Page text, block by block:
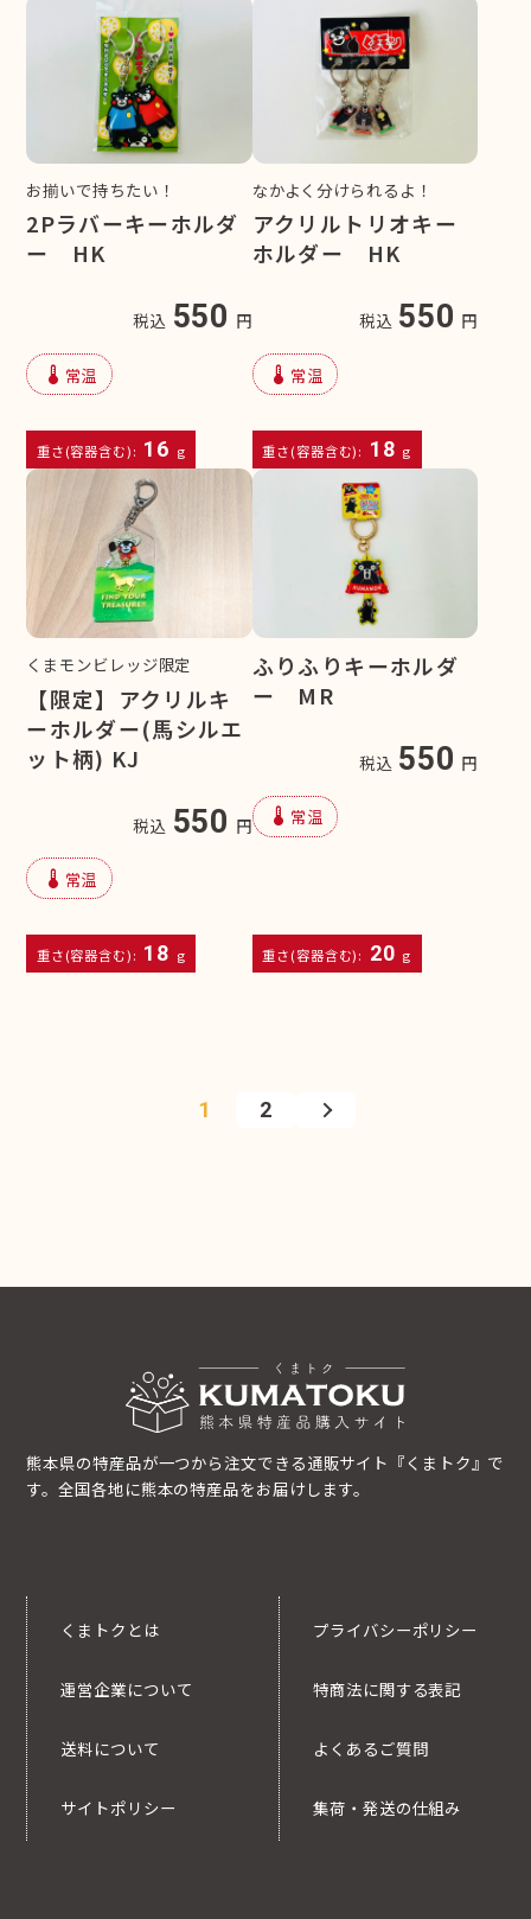
お揃いで持ちたい！
2Pラバーキーホルダ
ー HK
税込 550 円
device_thermostat 常温
重さ(容器含む): 16 g
なかよく分けられるよ！
アクリルトリオキー
ホルダー HK
税込 550 円
device_thermostat 常温
重さ(容器含む): 18 g
くまモンビレッジ限定
【限定】アクリルキ
ーホルダー(馬シルエ
ット柄) KJ
税込 550 円
device_thermostat 常温
重さ(容器含む): 18 g
ふりふりキーホルダ
ー MR
税込 550 円
device_thermostat 常温
重さ(容器含む): 20 g
1 2
熊本県の特産品が一つから注文できる通販サイト『くまトク』で
す。全国各地に熊本の特産品をお届けします。
くまトクとは
運営企業について
送料について
サイトポリシー
プライバシーポリシー
特商法に関する表記
よくあるご質問
集荷・発送の仕組み